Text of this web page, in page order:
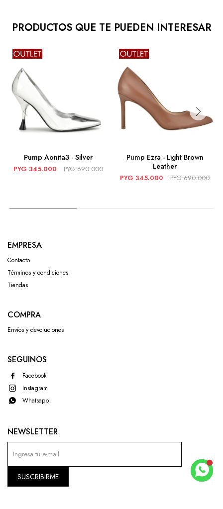
PRODUCTOS QUE TE PUEDEN INTERESAR
Pump Aonita3 - Silver
PYG 345.000 PYG 690.000
Pump Ezra - Light Brown
Leather
PYG 345.000 PYG 690.000
EMPRESA
Contacto
Términos y condiciones
Tiendas
COMPRA
Envíos y devoluciones
SEGUINOS
Facebook
Instagram
Whatsapp
NEWSLETTER
SUSCRIBIRME